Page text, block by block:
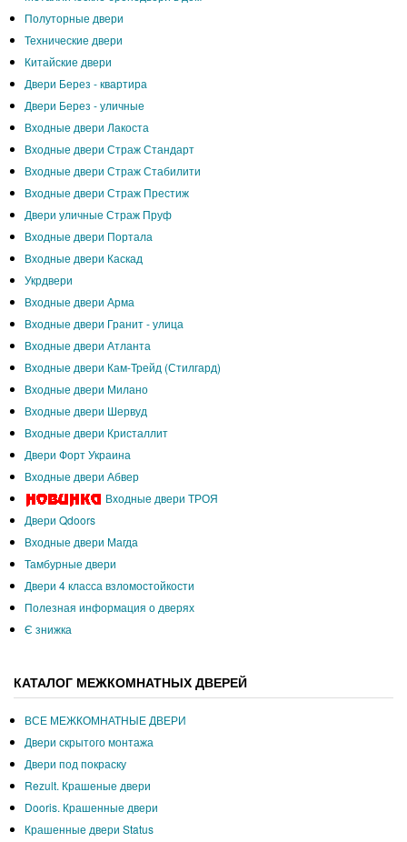
Полуторные двери
Технические двери
Китайские двери
Двери Берез - квартира
Двери Берез - уличные
Входные двери Лакоста
Входные двери Страж Стандарт
Входные двери Страж Стабилити
Входные двери Страж Престиж
Двери уличные Страж Пруф
Входные двери Портала
Входные двери Каскад
Укрдвери
Входные двери Арма
Входные двери Гранит - улица
Входные двери Атланта
Входные двери Кам-Трейд (Стилгард)
Входные двери Милано
Входные двери Шервуд
Входные двери Кристаллит
Двери Форт Украина
Входные двери Абвер
Входные двери ТРОЯ
Двери Qdoors
Входные двери Магда
Тамбурные двери
Двери 4 класса взломостойкости
Полезная информация о дверях
Є знижка
КАТАЛОГ МЕЖКОМНАТНЫХ ДВЕРЕЙ
ВСЕ МЕЖКОМНАТНЫЕ ДВЕРИ
Двери скрытого монтажа
Двери под покраску
Rezult. Крашеные двери
Dooris. Крашенные двери
Крашенные двери Status